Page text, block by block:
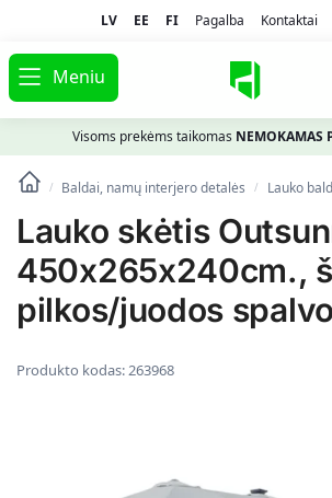
LV EE FI Pagalba Kontaktai
Meniu
Visoms prekėms taikomas NEMOKAMAS
/ Baldai, namų interjero detalės / Lauko
Lauko skėtis
450x265x240cm.,
pilkos/juodos
Produkto kodas:263968